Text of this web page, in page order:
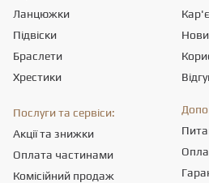
Ланцюжки
Підвіски
Браслети
Хрестики
Послуги та сервіси:
Акції та знижки
Оплата частинами
Комісійний продаж